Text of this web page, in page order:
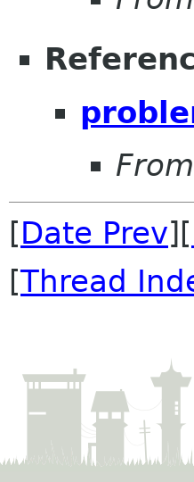
[Date Prev][
[Thread